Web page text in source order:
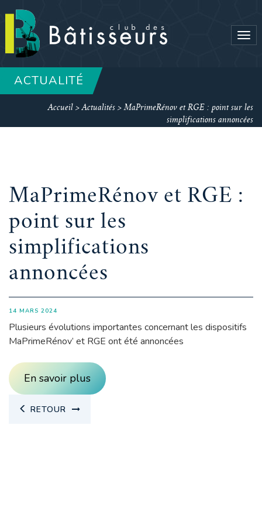
ACTUALITÉ
Accueil >Actualités >MaPrimeRénov et RGE : point sur les
simplifications annoncées
MaPrimeRénov et RGE :
point sur les
simplifications
annoncées
14 MARS 2024
Plusieurs évolutions importantes concernant les dispositifs
MaPrimeRénov’ et RGE ont été annoncées
En savoir plus
RETOUR